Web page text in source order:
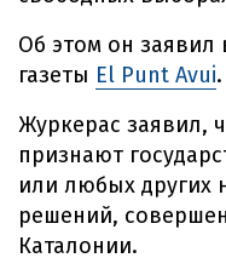
Об этом он заявил
газеты El Punt Avui.
Журкерас заявил,
признают
или любых других
решений,
Каталонии.